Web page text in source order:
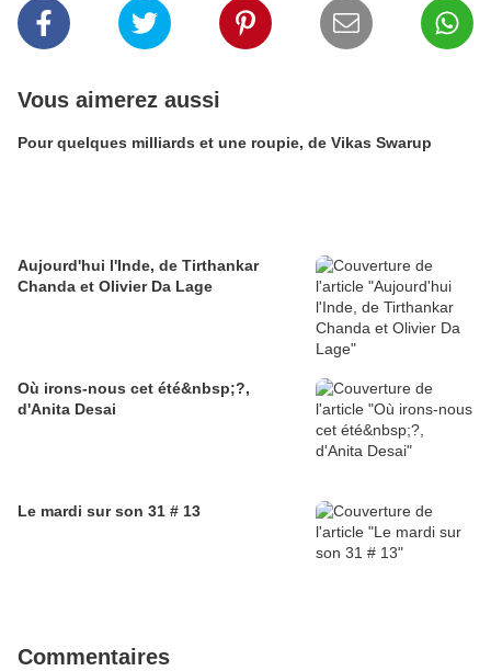
Vous aimerez aussi
Pour quelques milliards et une roupie, de Vikas Swarup
Aujourd'hui l'Inde, de Tirthankar
Chanda et Olivier Da Lage
Où irons-nous cet été&nbsp;?,
d'Anita Desai
Le mardi sur son 31 # 13
Commentaires